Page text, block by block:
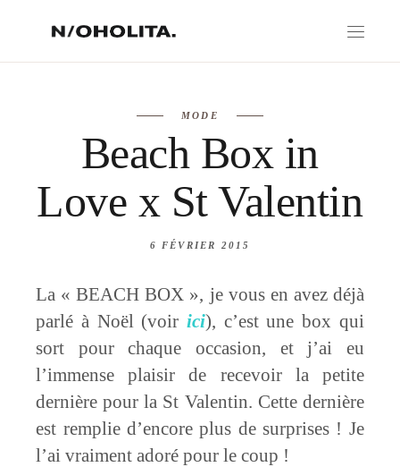
MODE
Beach Box in
Love x St Valentin
6 FÉVRIER 2015
La « BEACH BOX », je vous en avez déjà
parlé à Noël (voir ici), c’est une box qui
sort pour chaque occasion, et j’ai eu
l’immense plaisir de recevoir la petite
dernière pour la St Valentin. Cette dernière
est remplie d’encore plus de surprises ! Je
l’ai vraiment adoré pour le coup !